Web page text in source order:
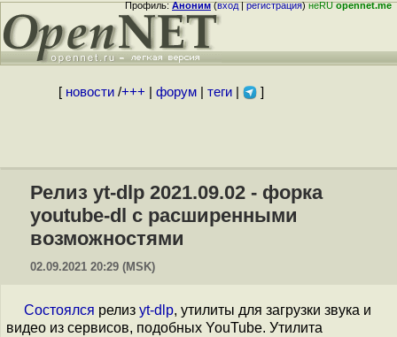
Профиль:Аноним(вход|регистрация)неRUopennet.me
[ новости/+++ форум| теги| ]
Релиз yt-dlp 2021.09.02 - форка
youtube-dl с расширенными
возможностями
02.09.2021 20:29 (MSK)
Состоялся релиз yt-dlp, утилиты для загрузки звука и
видео из сервисов, подобных YouTube. Утилита